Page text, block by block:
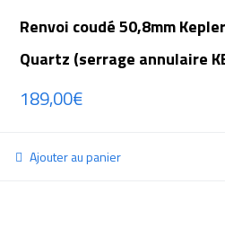
Renvoi coudé 50,8mm
Quartz (serrage annulaire
189,00€
Ajouter au panier